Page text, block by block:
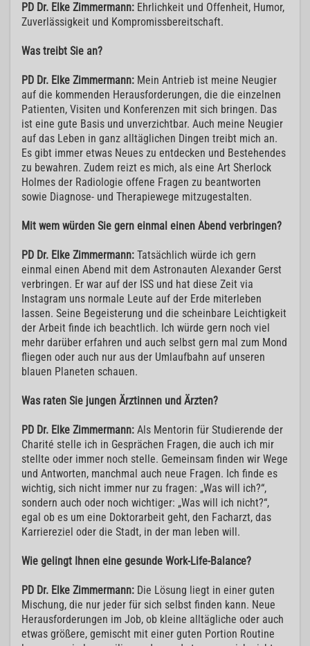
PD Dr. Elke Zimmermann: Ehrlichkeit und Offenheit, Humor,
Zuverlässigkeit und Kompromissbereitschaft.
Was treibt Sie an?
PD Dr. Elke Zimmermann: Mein Antrieb ist meine Neugier
auf die kommenden Herausforderungen, die die einzelnen
Patienten, Visiten und Konferenzen mit sich bringen. Das
ist eine gute Basis und unverzichtbar. Auch meine Neugier
auf das Leben in ganz alltäglichen Dingen treibt mich an.
Es gibt immer etwas Neues zu entdecken und Bestehendes
zu bewahren. Zudem reizt es mich, als eine Art Sherlock
Holmes der Radiologie offene Fragen zu beantworten
sowie Diagnose- und Therapiewege mitzugestalten.
Mit wem würden Sie gern einmal einen Abend verbringen?
PD Dr. Elke Zimmermann: Tatsächlich würde ich gern
einmal einen Abend mit dem Astronauten Alexander Gerst
verbringen. Er war auf der ISS und hat diese Zeit via
Instagram uns normale Leute auf der Erde miterleben
lassen. Seine Begeisterung und die scheinbare Leichtigkeit
der Arbeit finde ich beachtlich. Ich würde gern noch viel
mehr darüber erfahren und auch selbst gern mal zum Mond
fliegen oder auch nur aus der Umlaufbahn auf unseren
blauen Planeten schauen.
Was raten Sie jungen Ärztinnen und Ärzten?
PD Dr. Elke Zimmermann: Als Mentorin für Studierende der
Charité stelle ich in Gesprächen Fragen, die auch ich mir
stellte oder immer noch stelle. Gemeinsam finden wir Wege
und Antworten, manchmal auch neue Fragen. Ich finde es
wichtig, sich nicht immer nur zu fragen: „Was will ich?“,
sondern auch oder noch wichtiger: „Was will ich nicht?“,
egal ob es um eine Doktorarbeit geht, den Facharzt, das
Karriereziel oder die Stadt, in der man leben will.
Wie gelingt Ihnen eine gesunde Work-Life-Balance?
PD Dr. Elke Zimmermann: Die Lösung liegt in einer guten
Mischung, die nur jeder für sich selbst finden kann. Neue
Herausforderungen im Job, ob kleine alltägliche oder auch
etwas größere, gemischt mit einer guten Portion Routine